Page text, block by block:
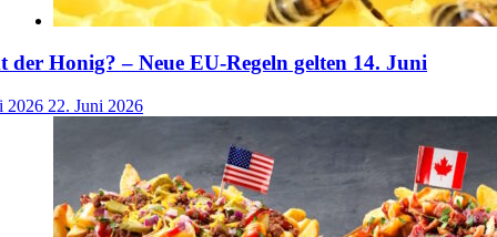
der Honig? – Neue EU-Regeln gelten 14. Juni
2026 22. Juni 2026